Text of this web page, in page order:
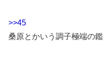
>>45
桑原とかいう調子極端の鑑